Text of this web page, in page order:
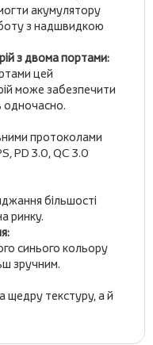
акумулятору
з надшвидкою
з двома портами:
цей
може забезпечити
одночасно.
протоколами
PD 3.0, QC 3.0
більшості
ринку.
синього кольору
зручним.
щедру текстуру, а й